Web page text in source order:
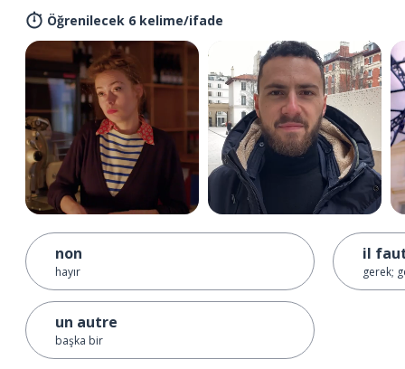
Öğrenilecek 6 kelime/ifade
non
hayır
un autre
başka bir
il
gerek;